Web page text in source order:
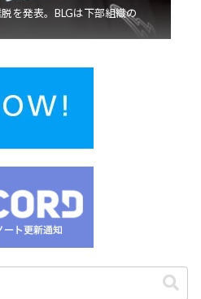
を発表。BLGは下部組織の